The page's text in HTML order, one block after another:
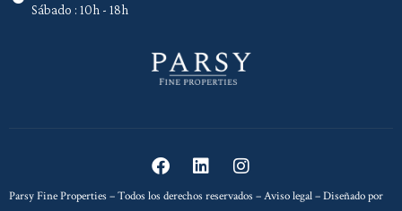
Sábado : 10h - 18h
Parsy Fine Properties – Todos los derechos reservados –Aviso legal– Diseñado por